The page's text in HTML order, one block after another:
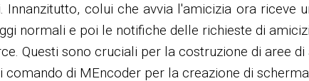
colui che avvia l'amicizia ora riceve
normali e poi le notifiche delle richieste di
Questi sono cruciali per la costruzione di aree
di MEncoder per la creazione di